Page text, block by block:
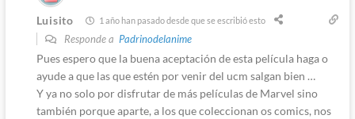
Luisito 1 año han pasado desde que se escribió esto
Responde a Padrinodelanime
Pues espero que la buena aceptación de esta película haga o
ayude a que las que estén por venir del ucm salgan bien …
Y ya no solo por disfrutar de más películas de Marvel sino
también porque aparte, a los que coleccionan os comics, nos